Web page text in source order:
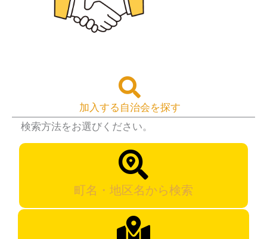
加入する自治会を探す
検索方法をお選びください。
町名・地区名から検索